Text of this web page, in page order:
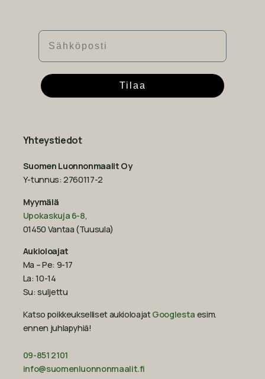
Sähköposti
Tilaa
Yhteystiedot
Suomen Luonnonmaalit Oy
Y-tunnus: 2760117-2
Myymälä
Upokaskuja 6-8,
01450 Vantaa (Tuusula)
Aukioloajat
Ma – Pe: 9-17
La: 10-14
Su: suljettu
Katso poikkeukselliset aukioloajatGooglesta esim.
ennen juhlapyhiä!‍
09-851 2101
info@suomenluonnonmaalit.fi